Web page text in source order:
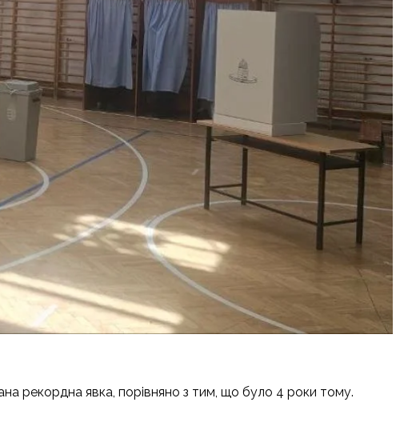
рекордна явка, порівняно з тим, що було 4 роки тому.